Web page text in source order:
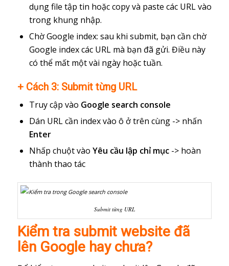
dụng file tập tin hoặc copy và paste các URL vào
trong khung nhập.
Chờ Google index: sau khi submit, bạn cần chờ
Google index các URL mà bạn đã gửi. Điều này
có thể mất một vài ngày hoặc tuần.
+ Cách 3: Submit từng URL
Truy cập vào Google search console
Dán URL cần index vào ô ở trên cùng -> nhấn
Enter
Nhấp chuột vào Yêu cầu lập chỉ mục-> hoàn
thành thao tác
Submit từng URL
Kiểm tra submit website đã
lên Google hay chưa?